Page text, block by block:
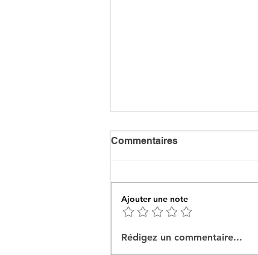
bataille des récits pour
Commentaires
Ajouter une note
Rédigez un commentaire...